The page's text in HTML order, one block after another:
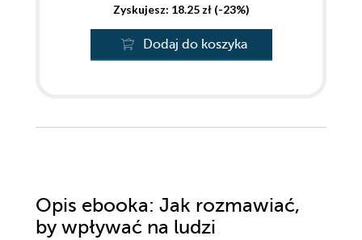
Zyskujesz: 18.25 zł (-23%)
Dodaj do koszyka
Opis ebooka: Jak rozmawiać,
by wpływać na ludzi